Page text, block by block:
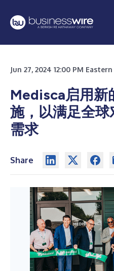
Jun 27, 2024 12:00 PM
Medisca启用新
施，以满足全
需求
Share